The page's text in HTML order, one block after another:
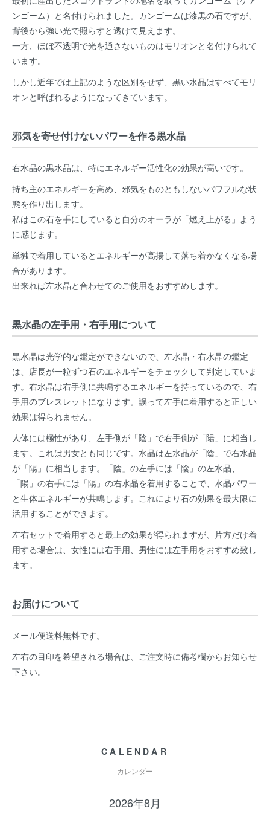
ンゴーム）と名付けられました。カンゴームは漆黒の石ですが、
背後から強い光で照らすと透けて見えます。
一方、ほぼ不透明で光を通さないものはモリオンと名付けられて
います。
しかし近年では上記のような区別をせず、黒い水晶はすべてモリ
オンと呼ばれるようになってきています。
邪気を寄せ付けないパワーを作る黒水晶
右水晶の黒水晶は、特にエネルギー活性化の効果が高いです。
持ち主のエネルギーを高め、邪気をものともしないパワフルな状
態を作り出します。
私はこの石を手にしていると自分のオーラが「燃え上がる」よう
に感じます。
単独で着用しているとエネルギーが高揚して落ち着かなくなる場
合があります。
出来れば左水晶と合わせてのご使用をおすすめします。
黒水晶の左手用・右手用について
黒水晶は光学的な鑑定ができないので、左水晶・右水晶の鑑定
は、店長が一粒ずつ石のエネルギーをチェックして判定していま
す。右水晶は右手側に共鳴するエネルギーを持っているので、右
手用のブレスレットになります。誤って左手に着用すると正しい
効果は得られません。
人体には極性があり、左手側が「陰」で右手側が「陽」に相当し
ます。これは男女とも同じです。水晶は左水晶が「陰」で右水晶
が「陽」に相当します。「陰」の左手には「陰」の左水晶、
「陽」の右手には「陽」の右水晶を着用することで、水晶パワー
と生体エネルギーが共鳴します。これにより石の効果を最大限に
活用することができます。
左右セットで着用すると最上の効果が得られますが、片方だけ着
用する場合は、女性には右手用、男性には左手用をおすすめ致し
ます。
お届けについて
メール便送料無料です。
左右の目印を希望される場合は、ご注文時に備考欄からお知らせ
下さい。
CALENDAR
カレンダー
2026年8月